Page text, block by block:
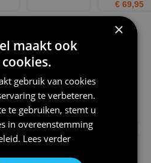
€ 69,95
€11,95
opruimen kantine...
×
maakt ook
gebruik van cookies
te verbeteren.
te gebruiken, stemt u
in overeenstemming
. Lees verder